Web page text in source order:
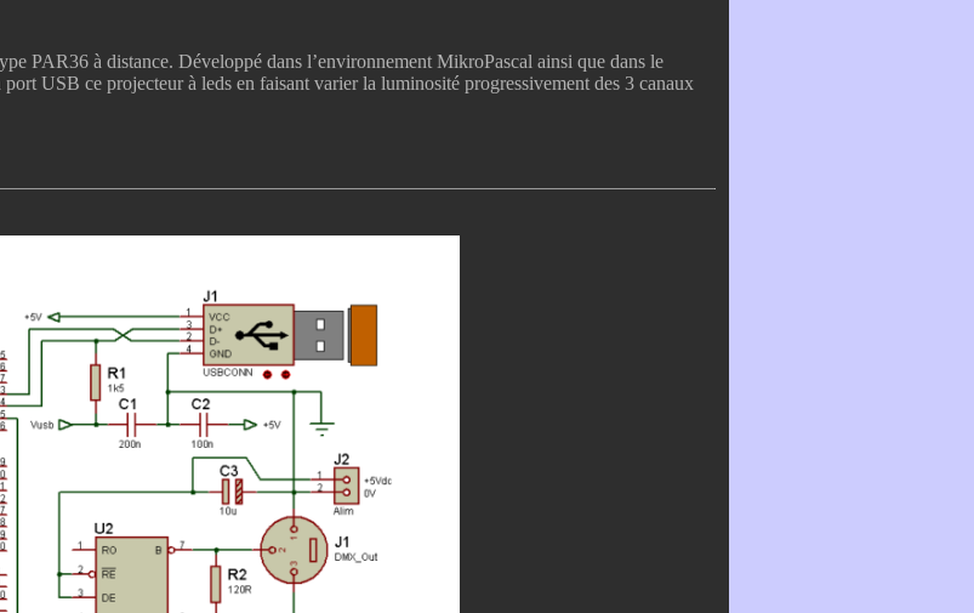
PAR36 à distance. Développé dans l’environnement MikroPascal ainsi que dans le
USB ce projecteur à leds en faisant varier la luminosité progressivement des 3 canaux